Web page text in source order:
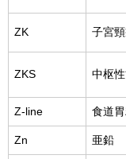
ZK 子宮
ZKS 中枢
Z-line 食道
Zn 亜鉛